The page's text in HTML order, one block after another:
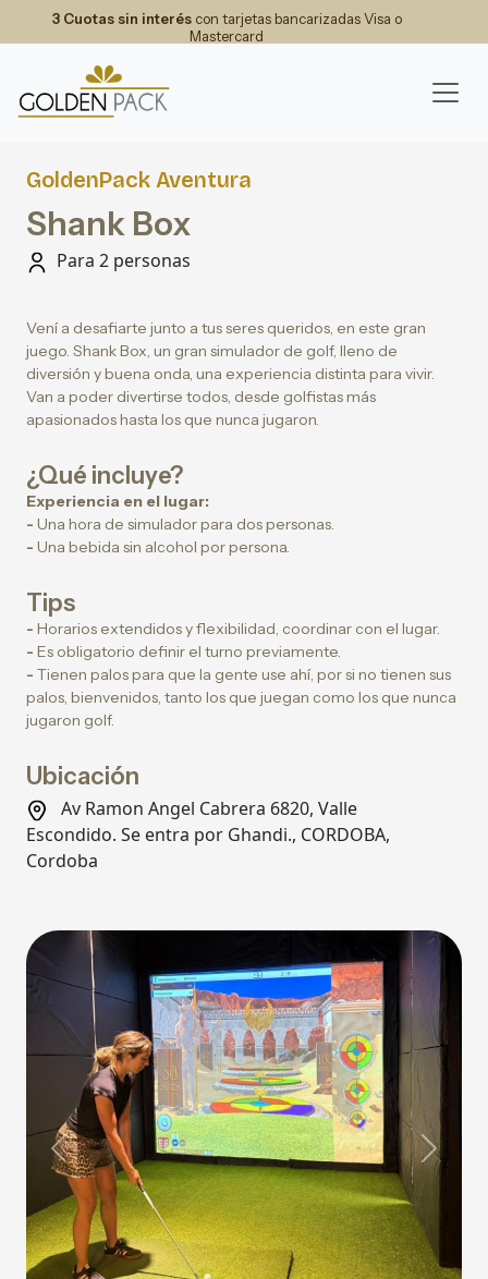
3 Cuotas sin interéscon tarjetas bancarizadas Visa o
Mastercard
GoldenPack Aventura
Shank Box
Para 2 personas
Vení a desafiarte junto a tus seres queridos, en este gran
juego. Shank Box, un gran simulador de golf, lleno de
diversión y buena onda, una experiencia distinta para vivir.
Van a poder divertirse todos, desde golfistas más
apasionados hasta los que nunca jugaron.
¿Qué incluye?
Experiencia en el lugar:
- Una hora de simulador para dos personas.
- Una bebida sin alcohol por persona.
Tips
- Horarios extendidos y flexibilidad, coordinar con el lugar.
- Es obligatorio definir el turno previamente.
- Tienen palos para que la gente use ahí, por si no tienen sus
palos, bienvenidos, tanto los que juegan como los que nunca
jugaron golf.
Ubicación
Av Ramon Angel Cabrera 6820, Valle
Escondido. Se entra por Ghandi., CORDOBA,
Cordoba
Previous Next